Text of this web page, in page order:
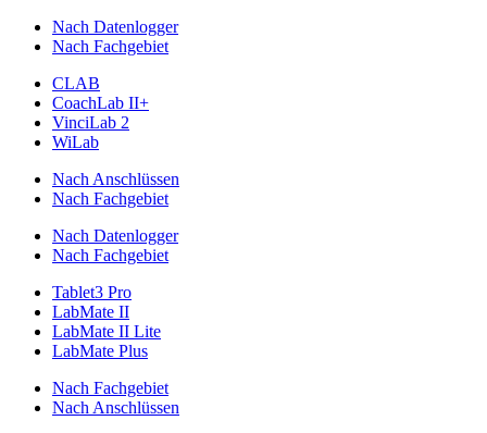
Nach Datenlogger
Nach Fachgebiet
CLAB
CoachLab II+
VinciLab 2
WiLab
Nach Anschlüssen
Nach Fachgebiet
Nach Datenlogger
Nach Fachgebiet
Tablet3 Pro
LabMate II
LabMate II Lite
LabMate Plus
Nach Fachgebiet
Nach Anschlüssen